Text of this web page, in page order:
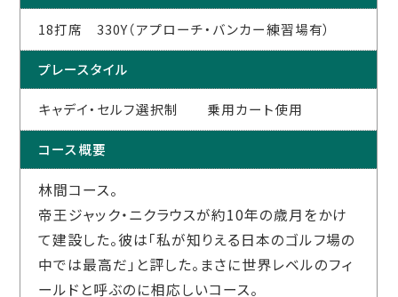
18打席 330Y（アプローチ・バンカー練習場有）
プレースタイル
キャデイ・セルフ選択制 乗用カート使用
コース概要
林間コース。
帝王ジャック・ニクラウスが約10年の歳月をかけ
て建設した。彼は「私が知りえる日本のゴルフ場の
中では最高だ」と評した。まさに世界レベルのフィ
ールドと呼ぶのに相応しいコース。